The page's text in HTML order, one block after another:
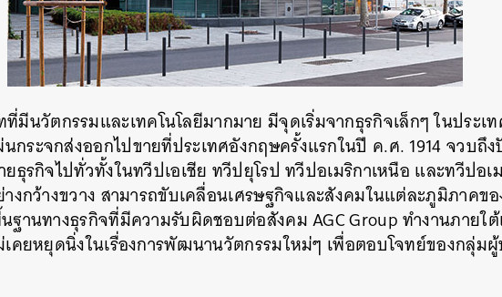
ที่มีนวัตกรรมและเทคโนโลยีมากมาย มีจุดเริ่มจากธุรกิจเล็กๆ ในประ
กระจกส่งออกไปขายที่ประเทศอังกฤษครั้งแรกในปี ค.ศ. 1914 จวบถึ
ธุรกิจไปทั่วทั้งในทวีปเอเชีย ทวีปยุโรป ทวีปอเมริกาเหนือ และทวีปอเ
างกว้างขวาง สามารถขับเคลื่อนเศรษฐกิจและสังคมในแต่ละภูมิภาคข
ฐานทางธุรกิจที่มีความรับผิดชอบต่อสังคม AGC Group ทำงานภายใ
เคยหยุดนิ่งในเรื่องการพัฒนานวัตกรรมใหม่ๆ เพื่อตอบโจทย์ของกลุ่ม